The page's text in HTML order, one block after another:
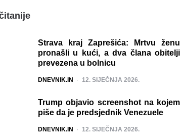
Strava kraj Zaprešića: Mrtvu ženu
pronašli u kući, a dva člana obitelji
prevezena u bolnicu
POSTED
DNEVNIK.IN 12. SIJEČNJA 2026.
Trump objavio screenshot na kojem
piše da je predsjednik Venezuele
POSTED
DNEVNIK.IN 12. SIJEČNJA 2026.